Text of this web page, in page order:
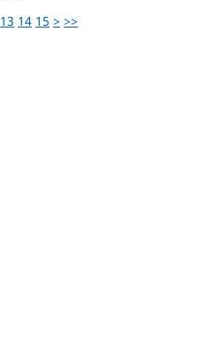
13 14 15 > >>